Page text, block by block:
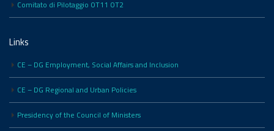
Comitato di Pilotaggio OT11 OT2
Links
CE – DG Employment, Social Affairs and Inclusion
CE – DG Regional and Urban Policies
Presidency of the Council of Ministers